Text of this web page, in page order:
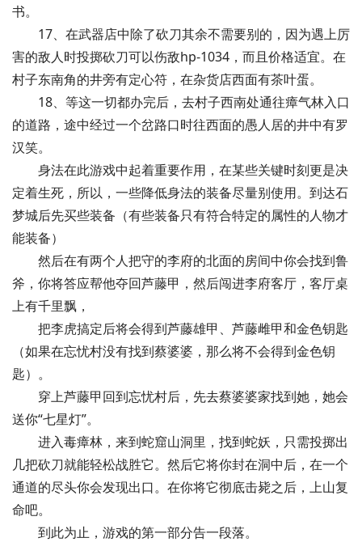
书。
17、在武器店中除了砍刀其余不需要别的，因为遇上厉
害的敌人时投掷砍刀可以伤敌hp-1034，而且价格适宜。在
村子东南角的井旁有定心符，在杂货店西面有茶叶蛋。
18、等这一切都办完后，去村子西南处通往瘴气林入口
的道路，途中经过一个岔路口时往西面的愚人居的井中有罗
汉笑。
身法在此游戏中起着重要作用，在某些关键时刻更是决
定着生死，所以，一些降低身法的装备尽量别使用。到达石
梦城后先买些装备（有些装备只有符合特定的属性的人物才
能装备）
然后在有两个人把守的李府的北面的房间中你会找到鲁
斧，你将答应帮他夺回芦藤甲，然后闯进李府客厅，客厅桌
上有千里飘，
把李虎搞定后将会得到芦藤雄甲、芦藤雌甲和金色钥匙
（如果在忘忧村没有找到蔡婆婆，那么将不会得到金色钥
匙）。
穿上芦藤甲回到忘忧村后，先去蔡婆婆家找到她，她会
送你“七星灯”。
进入毒瘴林，来到蛇窟山洞里，找到蛇妖，只需投掷出
几把砍刀就能轻松战胜它。然后它将你封在洞中后，在一个
通道的尽头你会发现出口。在你将它彻底击毙之后，上山复
命吧。
到此为止，游戏的第一部分告一段落。